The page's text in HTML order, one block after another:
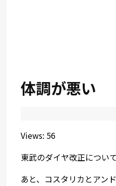
体調が悪い
Views: 56
東武のダイヤ改正につい
あと、コスタリカとアン